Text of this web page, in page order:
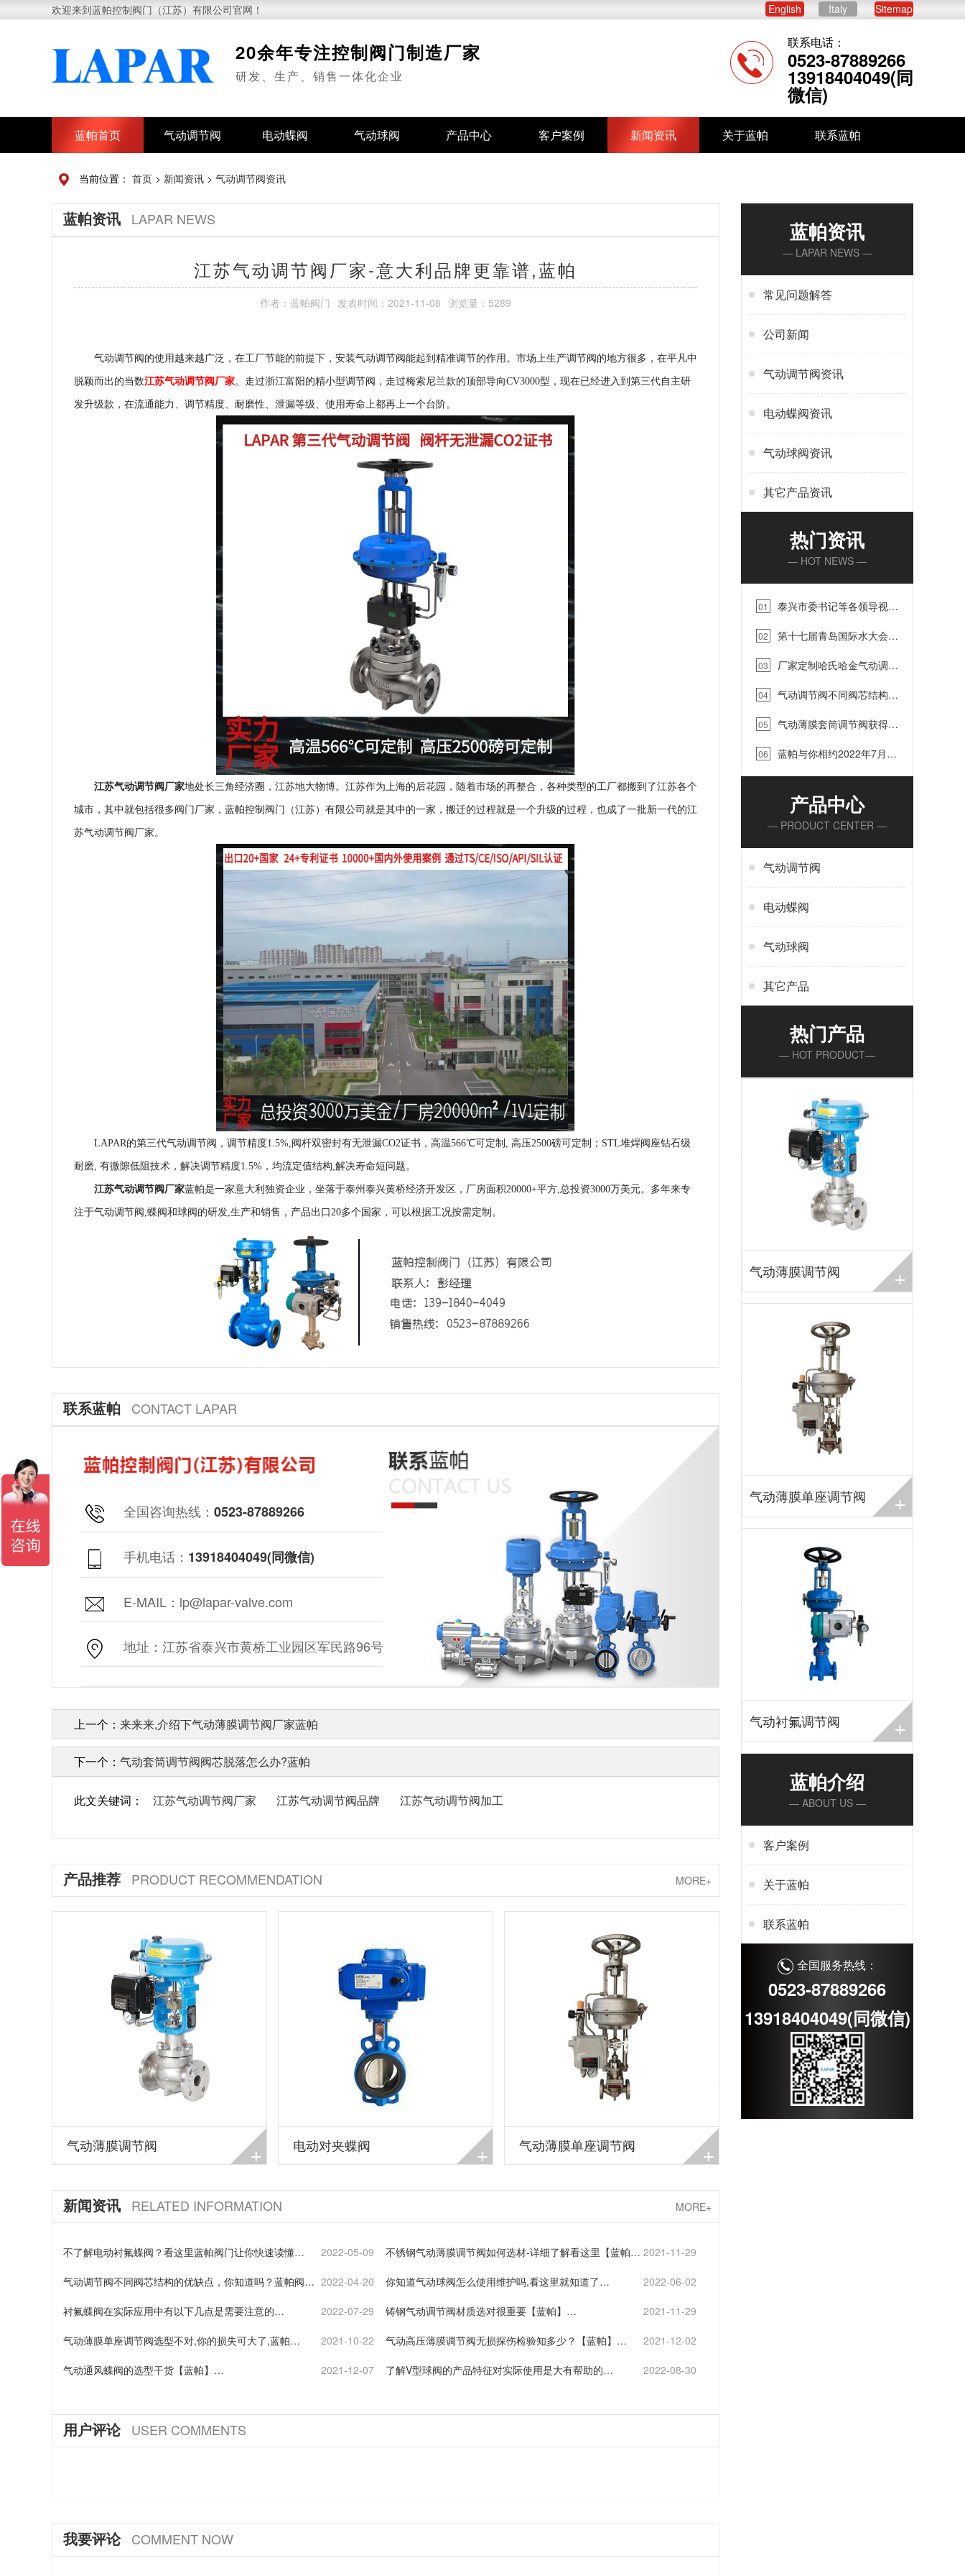
欢迎来到蓝帕控制阀门（江苏）有限公司官网！ English Italy Sitemap
20余年专注控制阀门制造厂家
研发、生产、销售一体化企业
联系电话：
0523-87889266
13918404049(同
微信)
蓝帕首页 气动调节阀 电动蝶阀 气动球阀 产品中心 客户案例 新闻资讯 关于蓝帕 联系蓝帕
当前位置： 首页 > 新闻资讯 > 气动调节阀资讯
蓝帕资讯 LAPAR NEWS
江苏气动调节阀厂家-意大利品牌更靠谱,蓝帕
作者： 蓝帕阀门 发表时间： 2021-11-08 浏览量：5289
气动调节阀的使用越来越广泛，在工厂节能的前提下，安装气动调节阀能起到精准调节的作用。市场上生产调节阀的地方很多，在平凡中
脱颖而出的当数江苏气动调节阀厂家。走过浙江富阳的精小型调节阀，走过梅索尼兰款的顶部导向CV3000型，现在已经进入到第三代自主研
发升级款，在流通能力、调节精度、耐磨性、泄漏等级、使用寿命上都再上一个台阶。
江苏气动调节阀厂家地处长三角经济圈，江苏地大物博。江苏作为上海的后花园，随着市场的再整合，各种类型的工厂都搬到了江苏各个
城市，其中就包括很多阀门厂家，蓝帕控制阀门（江苏）有限公司就是其中的一家，搬迁的过程就是一个升级的过程，也成了一批新一代的江
苏气动调节阀厂家。
LAPAR的第三代气动调节阀， 调节精度1.5%,阀杆双密封有无泄漏CO2证书，高温566℃可定制, 高压2500磅可定制；STL堆焊阀座钻石级
耐磨, 有微隙低阻技术，解决调节精度1.5% ，均流定值结构,解决寿命短问题。
江苏气动调节阀厂家蓝帕是一家意大利独资企业，坐落于泰州泰兴黄桥经济开发区， 厂房面积20000+平方,总投资3000万美元。多年来专
注于气动调节阀,蝶阀和球阀的研发,生产和销售，产品出口20多个国家，可以根据工况按需定制。
联系蓝帕 CONTACT LAPAR
全国咨询热线： 0523-87889266
手机电话： 13918404049(同微信)
E-MAIL：lp@lapar-valve.com
地址：江苏省泰兴市黄桥工业园区军民路96号
上一个： 来来来,介绍下气动薄膜调节阀厂家蓝帕
下一个： 气动套筒调节阀阀芯脱落怎么办?蓝帕
此文关键词： 江苏气动调节阀厂家 江苏气动调节阀品牌 江苏气动调节阀加工
产品推荐 PRODUCT RECOMMENDATION MORE+
气动薄膜调节阀 + 电动对夹蝶阀 + 气动薄膜单座调节阀 +
新闻资讯 RELATED INFORMATION MORE+
不了解电动衬氟蝶阀？看这里蓝帕阀门让你快速读懂… 2022-05-09
不锈钢气动薄膜调节阀如何选材-详细了解看这里【蓝帕】 2021-11-29
气动调节阀不同阀芯结构的优缺点，你知道吗？蓝帕阀
2022-04-20 你知道气动球阀怎么使用维护吗,看这里就知道了… 2022-06-02
衬氟蝶阀在实际应用中有以下几点是需要注意的… 2022-07-29 铸钢气动调节阀材质选对很重要【蓝帕】… 2021-11-29
气动薄膜单座调节阀选型不对,你的损失可大了,蓝帕… 2021-10-22 气动高压薄膜调节阀无损探伤检验知多少？【蓝帕】… 2021-12-02
气动通风蝶阀的选型干货【蓝帕】… 2021-12-07 了解V型球阀的产品特征对实际使用是大有帮助的… 2022-08-30
用户评论 USER COMMENTS
我要评论 COMMENT NOW
蓝帕资讯
— LAPAR NEWS —
常见问题解答
公司新闻
气动调节阀资讯
电动蝶阀资讯
气动球阀资讯
其它产品资讯
热门资讯
— HOT NEWS —
01
泰兴市委书记等各领导视察
02
第十七届青岛国际水大会青
诚邀您的到来！…
03
厂家定制哈氏哈金气动调节
04
气动调节阀不同阀芯结构的
05
气动薄膜套筒调节阀获得江
目奖…
06
蓝帕与你相约2022年7月
产品中心
— PRODUCT CENTER —
气动调节阀
电动蝶阀
气动球阀
其它产品
热门产品
— HOT PRODUCT—
气动薄膜调节阀 +
气动薄膜单座调节阀 +
气动衬氟调节阀 +
蓝帕介绍
— ABOUT US —
客户案例
关于蓝帕
联系蓝帕
全国服务热线：
0523-87889266
13918404049(同微信)